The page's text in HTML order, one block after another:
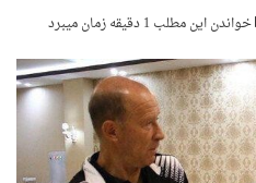
خواندن این مطلب 1 دقیقه زمان میبرد